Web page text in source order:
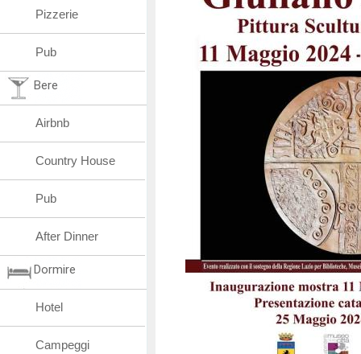
Pizzerie
Pub
Bere
Airbnb
Country House
Pub
After Dinner
Dormire
Hotel
Campeggi